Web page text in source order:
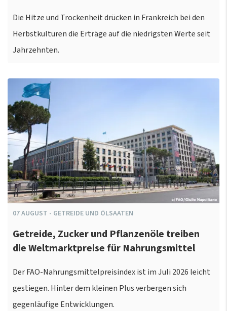
Die Hitze und Trockenheit drücken in Frankreich bei den
Herbstkulturen die Erträge auf die niedrigsten Werte seit
Jahrzehnten.
07AUGUST - GETREIDE UND ÖLSAATEN
Getreide, Zucker und Pflanzenöle treiben
die Weltmarktpreise für Nahrungsmittel
Der FAO-Nahrungsmittelpreisindex ist im Juli 2026 leicht
gestiegen. Hinter dem kleinen Plus verbergen sich
gegenläufige Entwicklungen.